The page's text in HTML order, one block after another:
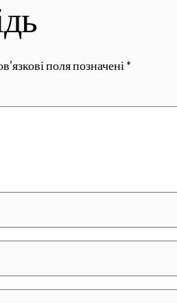
поля позначені *